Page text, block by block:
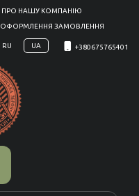
ПРО НАШУ КОМПАНІЮ
ОФОРМЛЕННЯ ЗАМОВЛЕННЯ
RU UA +380675765401